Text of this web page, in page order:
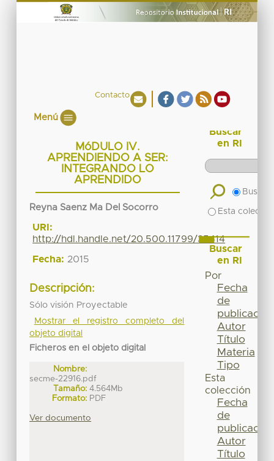
Contacto
Menú
MóDULO IV.
APRENDIENDO A SER:
INTEGRANDO LO
APRENDIDO
Reyna Saenz Ma Del Socorro
URI:
http://hdl.handle.net/20.500.11799/35414
Fecha: 2015
Descripción:
Sólo visión Proyectable
Mostrar el registro completo del
objeto digital
Ficheros en el objeto digital
Nombre:
secme-22916.pdf
Tamaño: 4.564Mb
Formato: PDF
Ver documento
Buscar
en RI
Buscar
Esta
Buscar
en RI
Por
Fecha
de
publicación
Autor
Título
Materia
Tipo
Esta
colección
Fecha
de
publicación
Autor
Título